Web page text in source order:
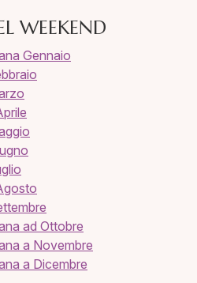
WEEKEND
Gennaio
ad Ottobre
a Novembre
a Dicembre